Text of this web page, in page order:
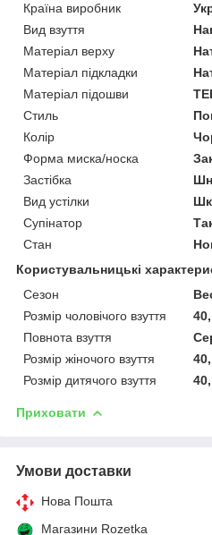
Країна виробник
Вид взуття
Матеріал верху
Матеріал підкладки
Матеріал підошви
Стиль
Колір
Форма миска/носка
Застібка
Вид устілки
Супінатор
Стан
Користувальницькі
Сезон
Розмір чоловічого взуття
Повнота взуття
Розмір жіночого взуття
Розмір дитячого взуття
Приховати
Умови доставки
Нова Пошта
Магазини Rozetka